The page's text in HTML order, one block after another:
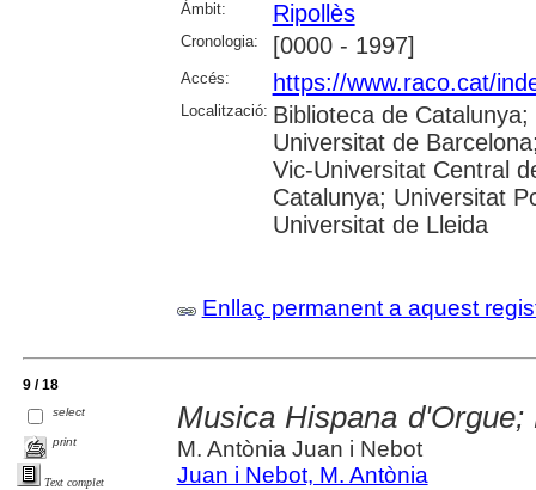
Àmbit:
Ripollès
Cronologia: [0000 - 1997]
Accés: https://www.raco.cat/
Localització: Biblioteca de
Universitat de
Vic-Universitat Central
Catalunya; Universitat
Universitat de Lleida
Enllaç permanent a aquest
9 / 18
select
print
Text complet
Musica Hispana
M. Antònia Juan i Nebot
Juan i Nebot, M. Antònia